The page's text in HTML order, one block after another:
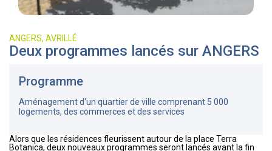
ANGERS, AVRILLÉ
Deux programmes lancés sur ANGERS
Programme
Aménagement d'un quartier de ville comprenant 5 000
logements, des commerces et des services
Alors que les résidences fleurissent autour de la place Terra
Botanica, deux nouveaux programmes seront lancés avant la fin